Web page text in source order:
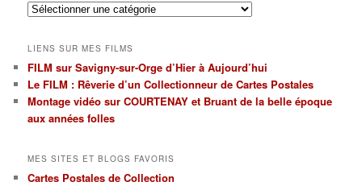
Rechercher
par
régions
et
par
thèmes
LIENS SUR MES FILMS
FILM sur Savigny-sur-Orge d’Hier à Aujourd’hui
Le FILM : Rêverie d’un Collectionneur de Cartes Postales
Montage vidéo sur COURTENAY et Bruant de la belle époque
aux années folles
MES SITES ET BLOGS FAVORIS
Cartes Postales de Collection